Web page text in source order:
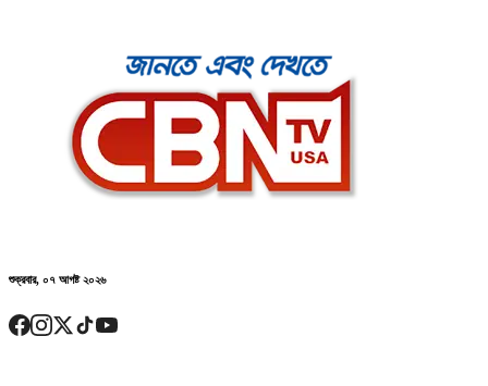
শুক্রবার, ০৭ আগষ্ট ২০২৬